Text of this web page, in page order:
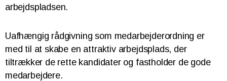
arbejdspladsen.
Uafhængig rådgivning som medarbejderordning er
med til at skabe en attraktiv arbejdsplads, der
tiltrækker de rette kandidater og fastholder de gode
medarbejdere.